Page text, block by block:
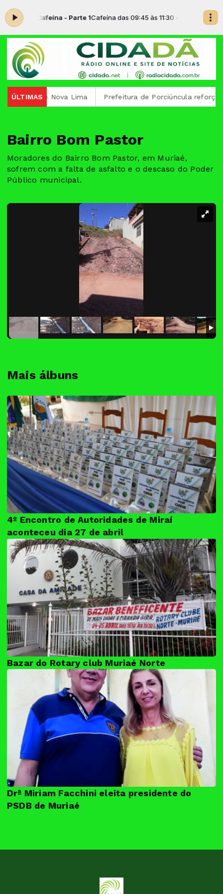
agora: Cafeína - Parte 1Cafeína das 09:45 às 11:30 -Tocando
ÚLTIMAS
e Nova Lima Prefeitura de Porciúncula reforça a
Bairro Bom Pastor
Moradores do Bairro Bom Pastor, em Muriaé,
sofrem com a falta de asfalto e o descaso do Poder
Público municipal.
Mais álbuns
4º Encontro de Autoridades de Miraí
aconteceu dia 27 de abril
Bazar do Rotary club Muriaé Norte
Drª Miriam Facchini eleita presidente do
PSDB de Muriaé